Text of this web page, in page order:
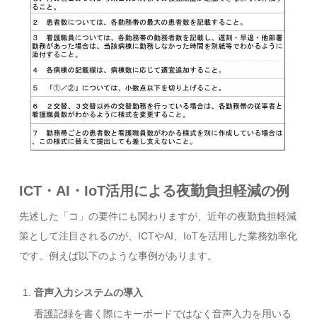
ICT・AI・IoT活用による夜勤負担軽減の例
先述した「コ」の要件にも関わりますが、近年の夜勤負担軽減
策として注目されるのが、ICTやAI、IoTを活用した業務効率化
です。例えば以下のような事例があります。
音声入力システムの導入
看護記録を書く際にキーボードではなく音声入力を用いる